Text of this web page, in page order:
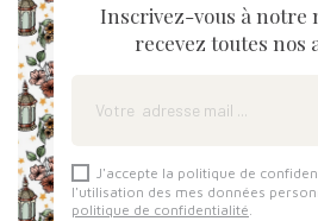
Inscrivez-vous à notre
recevez toutes nos
J'accepte la politique de
l'utilisation des mes données
politique de confidentialité.